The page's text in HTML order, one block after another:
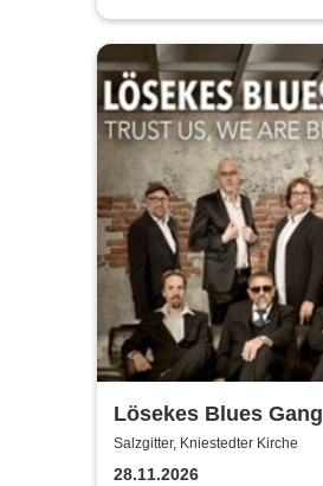
Lösekes Blues Gang
Salzgitter, Kniestedter Kirche
28.11.2026